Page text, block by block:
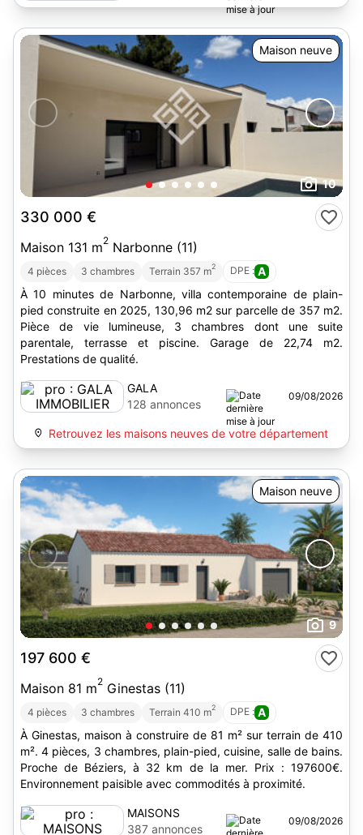
Maison neuve
10
330 000 €
Maison 131 m2 Narbonne (11)
4 pièces 3 chambres Terrain 357 m2 DPE : A
À 10 minutes de Narbonne, villa contemporaine de plain-
pied construite en 2025, 130,96 m2 sur parcelle de 357 m2.
Pièce de vie lumineuse, 3 chambres dont une suite
parentale, terrasse et piscine. Garage de 22,74 m2.
Prestations de qualité.
GALA
IMMOBILIER
128 annonces
09/08/2026
Retrouvez les maisons neuves de votre département
Maison neuve
9
197 600 €
Maison 81 m2 Ginestas (11)
4 pièces 3 chambres Terrain 410 m2 DPE : A
À Ginestas, maison à construire de 81 m² sur terrain de 410
m². 4 pièces, 3 chambres, plain-pied, cuisine, salle de bains.
Proche de Béziers, à 32 km de la mer. Prix : 197600€.
Environnement paisible avec commodités à proximité.
MAISONS
FRANCE
387 annonces
09/08/2026